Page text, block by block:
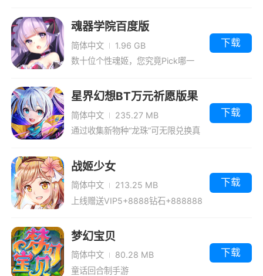
具有出色的治疗或攻击效果，但是随着参战的时
间越长、人员越多，他们的加入将会引起质变。
特种
特种干员是一批以自身独特技巧参与作战的
干员。他们彼此之间的能力差距也会比较大，但
是一旦将他们发挥在适当的地方，可能将会有扭
游戏特色
1、面对即将到来的未知，一些人继续生活在
2、游戏的重心在于策略，一旦加入角色养
成，角色强度就会左右这个游戏的核心玩法
魂器学院百度版
简体中文
1.96 GB
数十位个性魂姬，您究竟Pick哪一
下载
星界幻想BT万元祈愿版果
盘版
简体中文
235.27 MB
通过收集新物种“龙珠”可无限兑换真
下载
战姬少女
简体中文
213.25 MB
上线赠送VIP5+8888钻石+888888
下载
梦幻宝贝
简体中文
80.28 MB
童话回合制手游
下载